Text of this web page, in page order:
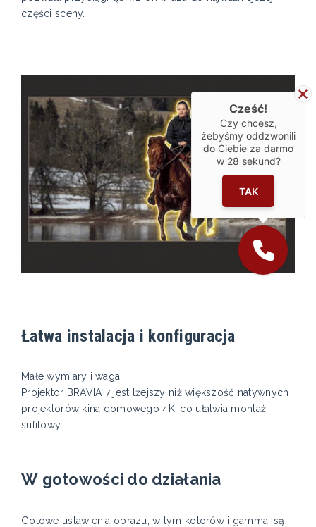
części sceny.
Łatwa instalacja i konfiguracja
Małe wymiary i waga
Projektor BRAVIA 7 jest lżejszy niż większość natywnych
projektorów kina domowego 4K, co ułatwia montaż
sufitowy.
W gotowości do działania
Gotowe ustawienia obrazu, w tym kolorów i gamma, są
Cześć!
Czy chcesz,
żebyśmy oddzwonili
do Ciebie za darmo
w 28 sekund?
TAK